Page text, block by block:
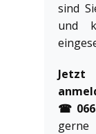
sind
und
Jetzt
☎